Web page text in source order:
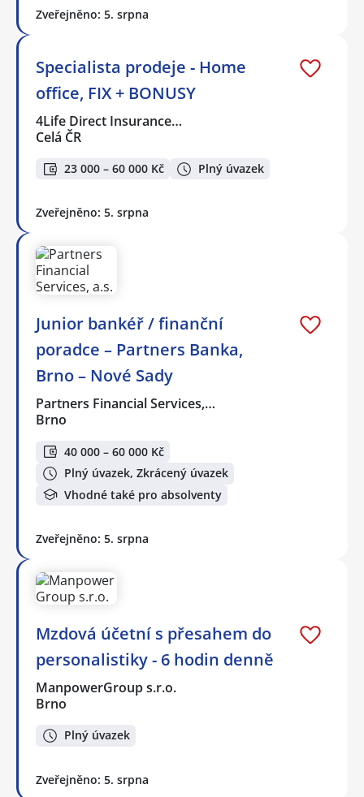
Zveřejněno: 5. srpna
Specialista prodeje - Home
office, FIX + BONUSY
4Life Direct Insurance…
Celá ČR
23 000 – 60 000 Kč Plný úvazek
Zveřejněno: 5. srpna
Junior bankéř / finanční
poradce – Partners Banka,
Brno – Nové Sady
Partners Financial Services,…
Brno
40 000 – 60 000 Kč
Plný úvazek, Zkrácený úvazek
Vhodné také pro absolventy
Zveřejněno: 5. srpna
Mzdová účetní s přesahem do
personalistiky - 6 hodin denně
ManpowerGroup s.r.o.
Brno
Plný úvazek
Zveřejněno: 5. srpna